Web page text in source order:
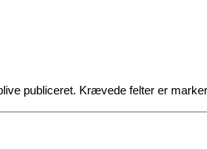
publiceret. Krævede felter er